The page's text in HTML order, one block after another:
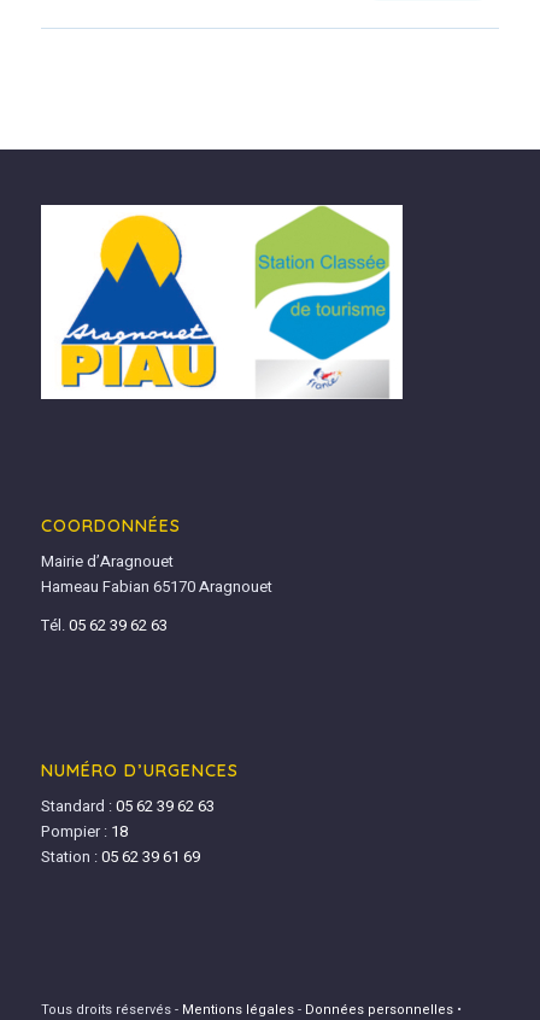
COORDONNÉES
Mairie d’Aragnouet
Hameau Fabian 65170 Aragnouet
Tél.05 62 39 62 63
NUMÉRO D’URGENCES
Standard :05 62 39 62 63
Pompier : 18
Station :05 62 39 61 69
Tous droits réservés - Mentions légales- Données personnelles•